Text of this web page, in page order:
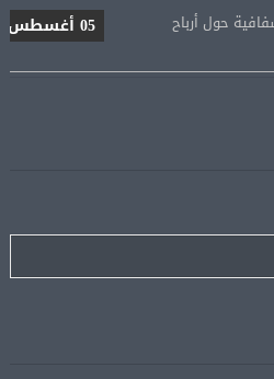
05 أغسطس
رسميًا.. انطلاق الدورى الممتاز 21 أغسطس.. وقمة الزمالك